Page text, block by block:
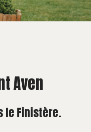
Aven
le Finistère.